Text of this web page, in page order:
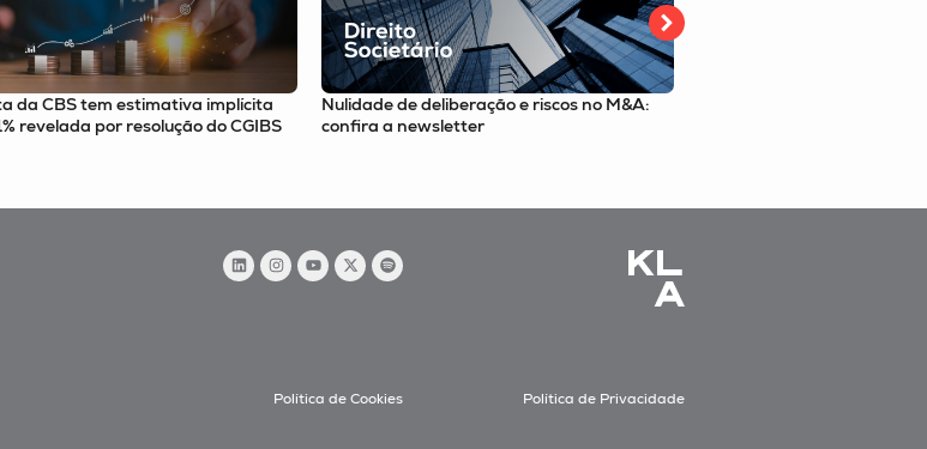
de deliberação e riscos no M&A:
a newsletter
Ensceis e o poder de compra do SUS;
confira o e-book
Política de Cookies Política de Privacidade